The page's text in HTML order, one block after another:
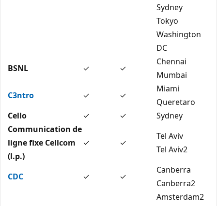
Sydney
Tokyo
Washington
DC
BSNL
✓ ✓
Chennai
Mumbai
C3ntro
✓ ✓
Miami
Queretaro
Cello
✓ ✓
Sydney
Communication de
ligne fixe Cellcom
(l.p.)
✓ ✓
Tel Aviv
Tel Aviv2
CDC ✓ ✓
Canberra
Canberra2
Amsterdam2